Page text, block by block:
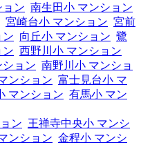
ョン 南生田小 マンション
宮崎台小 マンション 宮前
ン 向丘小 マンション 鷺
ン 西野川小 マンション
ション 南野川小 マンショ
ンション 富士見台小 マ
マンション 有馬小 マン
ン 王禅寺中央小 マンシ
ンション 金程小 マンシ